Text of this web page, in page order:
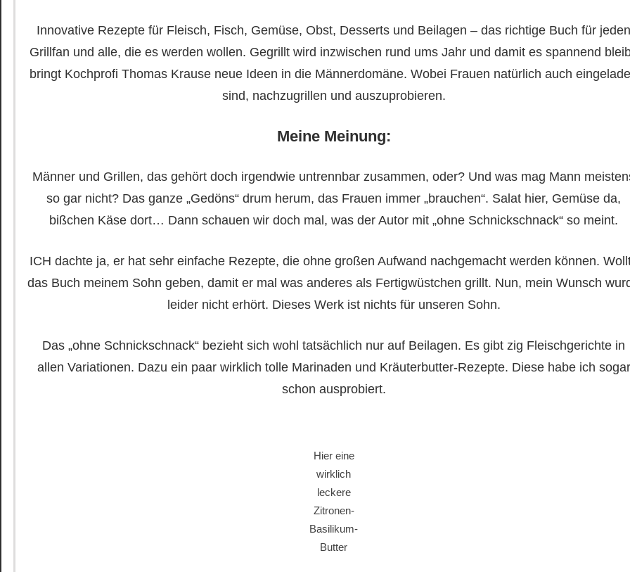
Innovative Rezepte für Fleisch, Fisch, Gemüse, Obst, Desserts und Beilagen – das richtige Buch für
Grillfan und alle, die es werden wollen. Gegrillt wird inzwischen rund ums Jahr und damit es spannend
bringt Kochprofi Thomas Krause neue Ideen in die Männerdomäne. Wobei Frauen natürlich auch
sind, nachzugrillen und auszuprobieren.
Meine Meinung:
Männer und Grillen, das gehört doch irgendwie untrennbar zusammen, oder? Und was mag Mann
so gar nicht? Das ganze „Gedöns“ drum herum, das Frauen immer „brauchen“. Salat hier, Gemüse da,
bißchen Käse dort… Dann schauen wir doch mal, was der Autor mit „ohne Schnickschnack“ so meint.
ICH dachte ja, er hat sehr einfache Rezepte, die ohne großen Aufwand nachgemacht werden können.
das Buch meinem Sohn geben, damit er mal was anderes als Fertigwüstchen grillt. Nun, mein Wunsch
leider nicht erhört. Dieses Werk ist nichts für unseren Sohn.
Das „ohne Schnickschnack“ bezieht sich wohl tatsächlich nur auf Beilagen. Es gibt zig Fleischgerichte in
allen Variationen. Dazu ein paar wirklich tolle Marinaden und Kräuterbutter-Rezepte. Diese habe ich sogar
schon ausprobiert.
Hier eine
wirklich
leckere
Zitronen-
Basilikum-
Butter